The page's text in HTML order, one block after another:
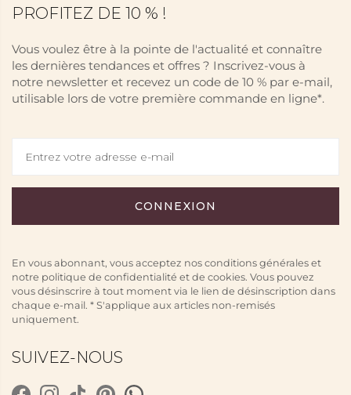
PROFITEZ DE 10 % !
Vous voulez être à la pointe de l'actualité et connaître
les dernières tendances et offres ? Inscrivez-vous à
notre newsletter et recevez un code de 10 % par e-mail,
utilisable lors de votre première commande en ligne*.
En vous abonnant, vous acceptez nos conditions générales et
notre politique de confidentialité et de cookies. Vous pouvez
vous désinscrire à tout moment via le lien de désinscription dans
chaque e-mail. * S'applique aux articles non-remisés
uniquement.
SUIVEZ-NOUS